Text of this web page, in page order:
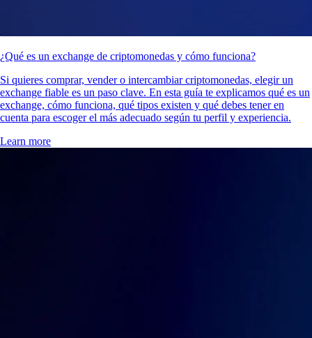
¿Qué es un exchange de criptomonedas y cómo funciona?
Si quieres comprar, vender o intercambiar criptomonedas, elegir un
exchange fiable es un paso clave. En esta guía te explicamos qué es un
exchange, cómo funciona, qué tipos existen y qué debes tener en
cuenta para escoger el más adecuado según tu perfil y experiencia.
Learn more